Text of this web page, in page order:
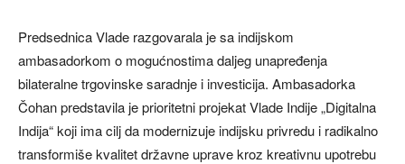
Predsednica Vlade razgovarala je sa indijskom
ambasadorkom o mogućnostima daljeg unapređenja
bilateralne trgovinske saradnje i investicija. Ambasadorka
Čohan predstavila je prioritetni projekat Vlade Indije „Digitalna
Indija“ koji ima cilj da modernizuje indijsku privredu i radikalno
transformiše kvalitet državne uprave kroz kreativnu upotrebu